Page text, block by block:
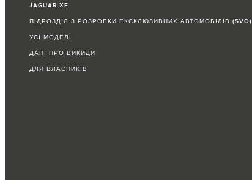
JAGUAR XE
ПІДРОЗДІЛ З РОЗРОБКИ ЕКСКЛЮЗИВНИХ АВТОМОБІЛІВ (SVO)
УСІ МОДЕЛІ
ДАНІ ПРО ВИКИДИ
ДЛЯ ВЛАСНИКІВ